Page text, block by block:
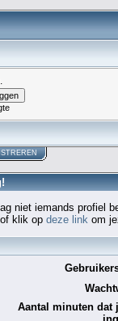
niet iemands profiel
of klik op deze link om
Aantal minuten dat